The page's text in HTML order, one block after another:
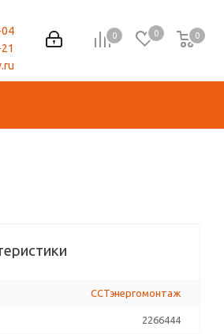
0 0 0
0
04
ССТэнергомонтаж
2266444